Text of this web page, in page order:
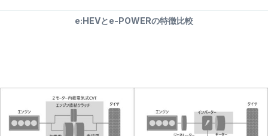
e:HEVとe-POWERの特徴比較